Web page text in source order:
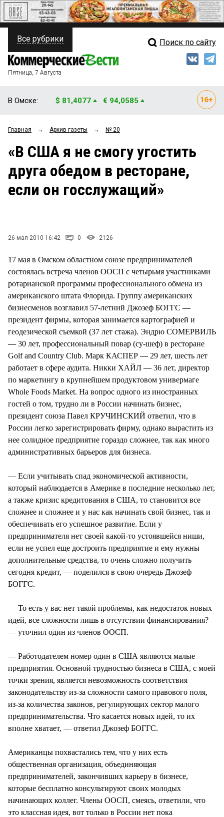
ПОЛИТИКА
ФИНАНСЫ
ОБЩЕСТВО
ЗАКОН
НОВОСТИ КОМПАНИЙ
Свежий выпуск
Рейтинги
Блоги
Архив
Все рубрики Поиск по сайту
Пятница, 7 Августа
В Омске: $ 81,4077 € 94,0585
Главная → Архив газеты → № 20
«В США я не смогу угостить
друга обедом в ресторане,
если он госслужащий»
26 мая 2010 16:42 0 2126
17 мая в Омском областном союзе предпринимателей
состоялась встреча членов ООСП с четырьмя участниками
ротарианской программы профессионального обмена из
американского штата Флорида. Группу американских
бизнесменов возглавил 57-летний Джозеф БОГГС —
президент фирмы, которая занимается картографией и
геодезической съемкой (37 лет стажа). Эндрю СОМЕРВИЛЬ
— 30 лет, профессиональный повар (су-шеф) в ресторане
Golf and Country Club. Марк КАСПЕР — 29 лет, шесть лет
работает в сфере аудита. Никки ХАЙЛ — 36 лет, директор
по маркетингу в крупнейшем продуктовом универмаге
Whole Foods Market. На вопрос одного из иностранных
гостей о том, трудно ли в России начинать бизнес,
президент союза Павел КРУЧИНСКИЙ ответил, что в
России легко зарегистрировать фирму, однако вырастить из
нее солидное предприятие гораздо сложнее, так как много
административных барьеров для бизнеса.
— Если учитывать спад экономической активности,
который наблюдается в Америке в последние несколько лет,
а также кризис кредитования в США, то становится все
сложнее и сложнее и у нас как начинать свой бизнес, так и
обеспечивать его успешное развитие. Если у
предпринимателя нет своей какой-то устоявшейся ниши,
если не успел еще достроить предприятие и ему нужны
дополнительные средства, то очень сложно получить
сегодня кредит, — поделился в свою очередь Джозеф
БОГГС.
— То есть у вас нет такой проблемы, как недостаток новых
идей, все сложности лишь в отсутствии финансирования?
— уточнил один из членов ООСП.
— Работодателем номер один в США являются малые
предприятия. Основной трудностью бизнеса в США, с моей
точки зрения, является невозможность соответствия
законодательству из-за сложности самого правового поля,
из-за количества законов, регулирующих сектор малого
предпринимательства. Что касается новых идей, то их
вполне хватает, — ответил Джозеф БОГГС.
Американцы похвастались тем, что у них есть
общественная организация, объединяющая
предпринимателей, закончивших карьеру в бизнесе,
которые бесплатно консультируют своих молодых
начинающих коллег. Члены ООСП, смеясь, ответили, что
это классная идея, вот только в России нет пока